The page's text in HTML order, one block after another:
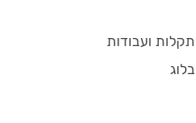
תקלות ועבודות
בלוג